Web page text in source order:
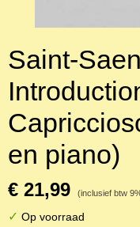
Saint-
en piano)
€ 21,99 (inclusief btw
✓ Op voorraad